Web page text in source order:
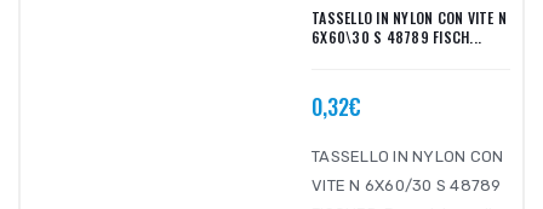
TASSELLO IN NYLON CON VITE N
6X60\30 S 48789 FISCH...
0,32€
TASSELLO IN NYLON CON
VITE N 6X60/30 S 48789